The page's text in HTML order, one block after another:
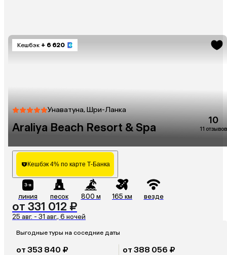
Кешбэк + 6 620
Унаватуна, Шри-Ланка
Araliya Beach Resort & Spa
10
11 отзывов
Кешбэк 4% по карте Т-Банка
линия песок 800 м 165 км везде
от 331 012 ₽
25 авг. - 31 авг., 6 ночей
Выгодные туры на соседние даты
от 353 840 ₽ от 388 056 ₽